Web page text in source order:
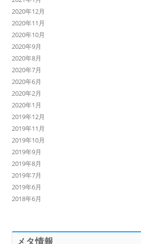
2020年12月
2020年11月
2020年10月
2020年9月
2020年8月
2020年7月
2020年6月
2020年2月
2020年1月
2019年12月
2019年11月
2019年10月
2019年9月
2019年8月
2019年7月
2019年6月
2018年6月
メタ情報